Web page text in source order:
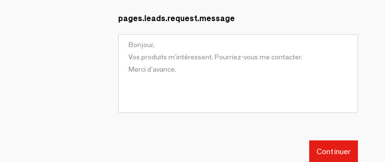
pages.leads.request.message
Continuer